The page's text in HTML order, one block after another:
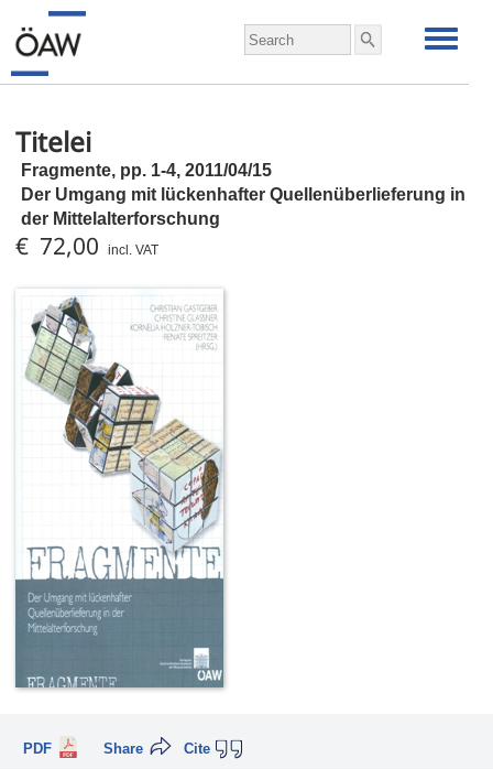
Titelei
Fragmente, pp. 1-4, 2011/04/15
Der Umgang mit lückenhafter Quellenüberlieferung in
der Mittelalterforschung
€ 72,00 incl. VAT
PDF Cite
Share